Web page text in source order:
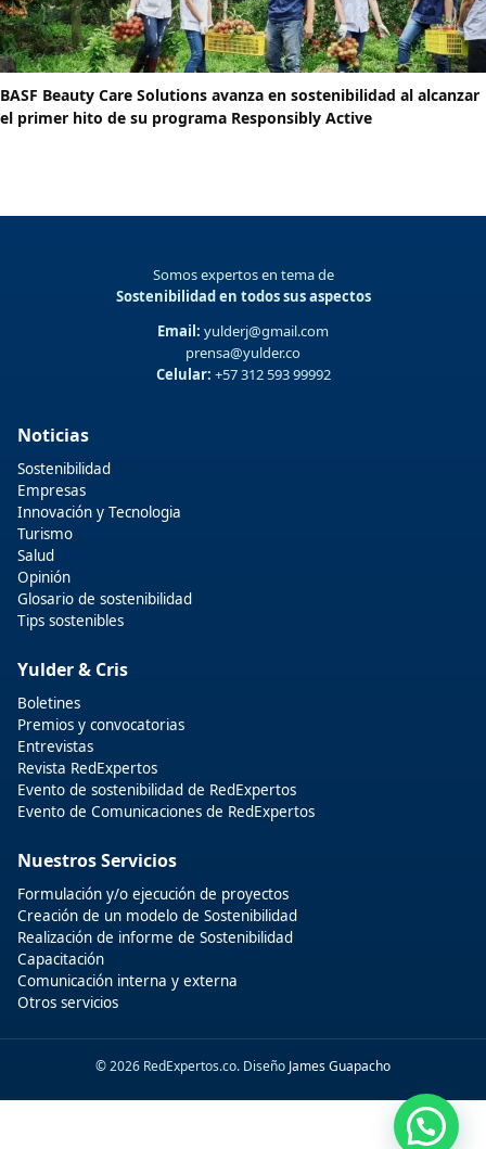
BASF Beauty Care Solutions avanza en sostenibilidad al alcanzar
el primer hito de su programa Responsibly Active
Somos expertos en tema de
Sostenibilidad en todos sus aspectos
Email: yulderj@gmail.com
prensa@yulder.co
Celular: +57 312 593 99992
Noticias
Sostenibilidad
Empresas
Innovación y Tecnologia
Turismo
Salud
Opinión
Glosario de sostenibilidad
Tips sostenibles
Yulder & Cris
Boletines
Premios y convocatorias
Entrevistas
Revista RedExpertos
Evento de sostenibilidad de RedExpertos
Evento de Comunicaciones de RedExpertos
Nuestros Servicios
Formulación y/o ejecución de proyectos
Creación de un modelo de Sostenibilidad
Realización de informe de Sostenibilidad
Capacitación
Comunicación interna y externa
Otros servicios
© 2026 RedExpertos.co. Diseño James Guapacho